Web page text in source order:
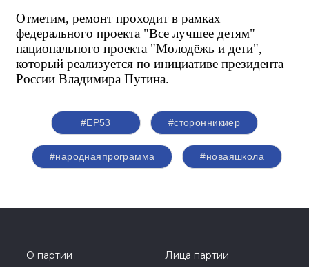
Отметим, ремонт проходит в рамках
федерального проекта "Все лучшее детям"
национального проекта "Молодёжь и дети",
который реализуется по инициативе президента
России Владимира Путина.
#ЕР53 #сторонникиер
#народнаяпрограмма #новаяшкола
О партии
Лица партии